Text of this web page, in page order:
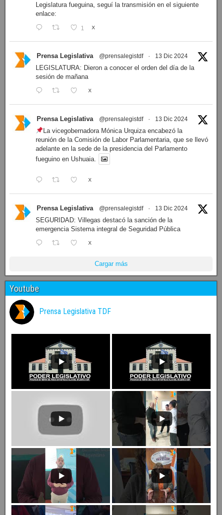
Legislatura fueguina, seguí la transmisión en el siguiente
enlace:
1 X
Prensa Legislativa @prensalegistdf · 13 Dic 2024
LEGISLATURA: Dieron a conocer el orden del día de la
sesión de mañana
X
Prensa Legislativa @prensalegistdf · 13 Dic 2024
La vicegobernadora Mónica Urquiza encabezó la
reunión de la Comisión de Labor Parlamentaria, que se llevó
adelante en la sede de la presidencia del Parlamento
fueguino en Ushuaia.
X
Prensa Legislativa @prensalegistdf · 13 Dic 2024
SEGURIDAD: Villegas destacó la sanción de la
emergencia Sistema integral de Seguridad Pública
X
Cargar más
Youtube
Prensa Legislativa TDF